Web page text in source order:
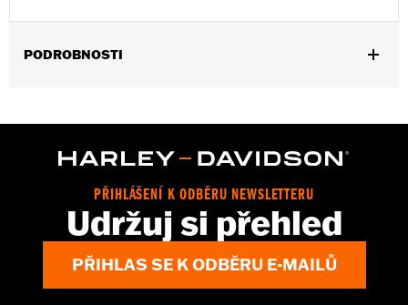
PODROBNOSTI
WARRANTY:2 year limited warranty – Go towww.h-
Imported
PŘIHLÁŠENÍ K ODBĚRU NEWSLETTERU
Udržuj si přehled
PŘIHLAS SE K ODBĚRU E-MAILŮ